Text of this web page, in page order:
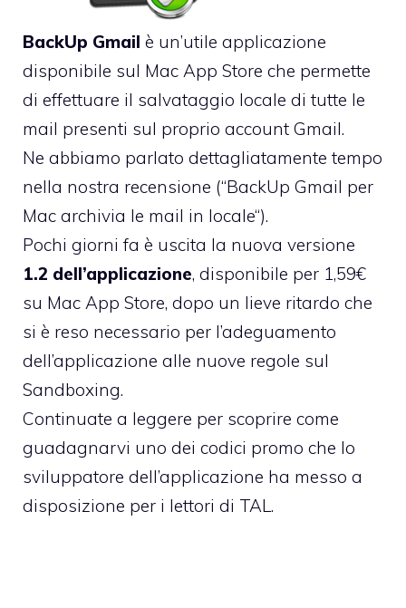
BackUp Gmail è un’utile applicazione
disponibile sul Mac App Store che permette
di effettuare il salvataggio locale di tutte le
mail presenti sul proprio account Gmail.
Ne abbiamo parlato dettagliatamente tempo
nella nostra recensione (“BackUp Gmail per
Mac archivia le mail in locale“).
Pochi giorni fa è uscita la nuova versione
1.2 dell’applicazione, disponibile per 1,59€
su Mac App Store, dopo un lieve ritardo che
si è reso necessario per l’adeguamento
dell’applicazione alle nuove regole sul
Sandboxing.
Continuate a leggere per scoprire come
guadagnarvi uno dei codici promo che lo
sviluppatore dell’applicazione ha messo a
disposizione per i lettori di TAL.